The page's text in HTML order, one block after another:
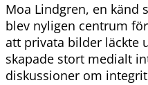
Moa Lindgren, en känd
blev nyligen centrum
att privata bilder läckte
skapade stort medialt
diskussioner om